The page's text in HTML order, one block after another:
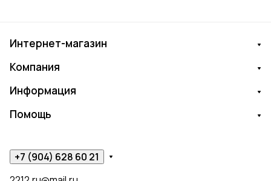
Интернет-магазин
Компания
Информация
Помощь
+7 (904) 628 60 21